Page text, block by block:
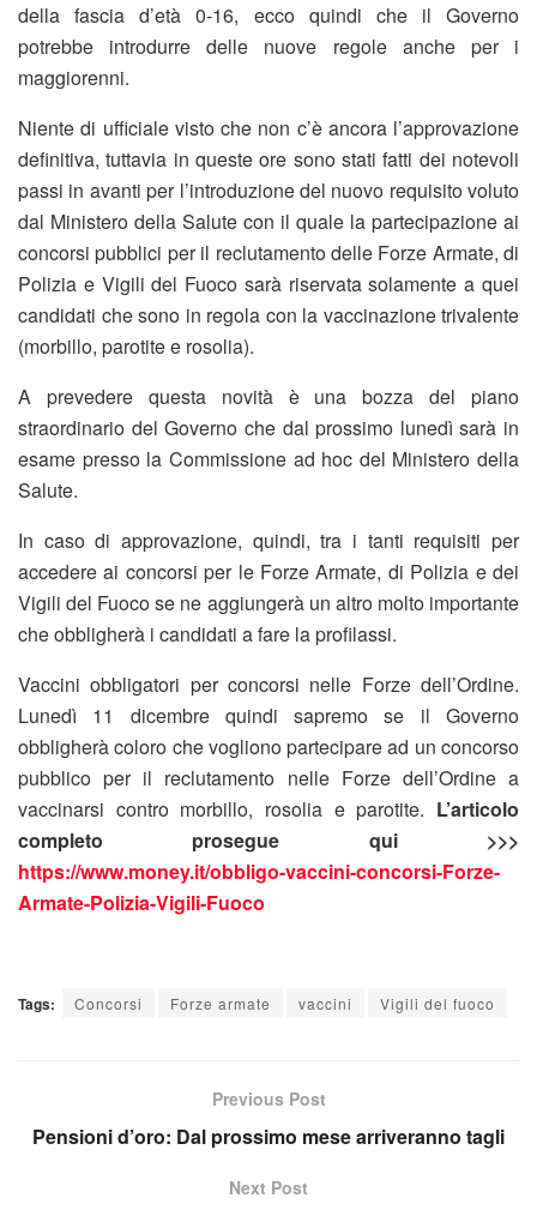
della fascia d’età 0-16, ecco quindi che il Governo
potrebbe introdurre delle nuove regole anche per i
maggiorenni.
Niente di ufficiale visto che non c’è ancora l’approvazione
definitiva, tuttavia in queste ore sono stati fatti dei notevoli
passi in avanti per l’introduzione del nuovo requisito voluto
dal Ministero della Salute con il quale la partecipazione ai
concorsi pubblici per il reclutamento delle Forze Armate, di
Polizia e Vigili del Fuoco sarà riservata solamente a quei
candidati che sono in regola con la vaccinazione trivalente
(morbillo, parotite e rosolia).
A prevedere questa novità è una bozza del piano
straordinario del Governo che dal prossimo lunedì sarà in
esame presso la Commissione ad hoc del Ministero della
Salute.
In caso di approvazione, quindi, tra i tanti requisiti per
accedere ai concorsi per le Forze Armate, di Polizia e dei
Vigili del Fuoco se ne aggiungerà un altro molto importante
che obbligherà i candidati a fare la profilassi.
Vaccini obbligatori per concorsi nelle Forze dell’Ordine.
Lunedì 11 dicembre quindi sapremo se il Governo
obbligherà coloro che vogliono partecipare ad un concorso
pubblico per il reclutamento nelle Forze dell’Ordine a
vaccinarsi contro morbillo, rosolia e parotite. L’articolo
completo prosegue qui >>>
https://www.money.it/obbligo-vaccini-concorsi-Forze-
Armate-Polizia-Vigili-Fuoco
Tags: Concorsi Forze armate vaccini Vigili del fuoco
Previous Post
Pensioni d’oro: Dal prossimo mese arriveranno tagli
Next Post